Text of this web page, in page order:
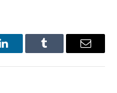
LinkedInTumblr Email